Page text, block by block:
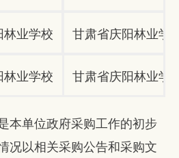
业学校 甘肃省庆阳林业学
业学校 甘肃省庆阳林业学
本单位政府采购工作的初步
况以相关采购公告和采购文